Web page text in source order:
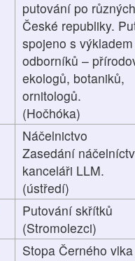
putování po
České republiky.
spojeno s výkladem
odborníků –
ekologů, botaniků,
ornitologů.
(Hočhóka)
Náčelnictvo
Zasedání
kanceláři LLM.
(ústředí)
Putování skřítků
(Stromolezci)
Stopa Černého vlka